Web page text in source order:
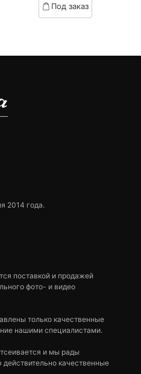
on
составляла
2,790 ₽.
Под заказ
2014 года.
поставкой и продажей
фото- и видео
только качественные
нашими специалистами.
и мы рады
качественные